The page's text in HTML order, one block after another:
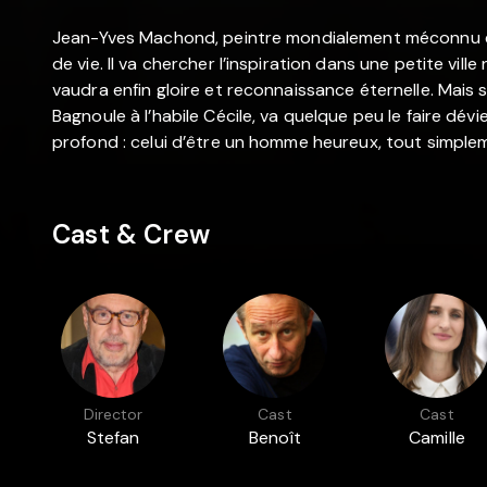
Jean-Yves Machond, peintre mondialement
de vie. Il va chercher l’inspiration dans une petite
vaudra enfin gloire et reconnaissance éternelle.
Bagnoule à l’habile Cécile, va quelque peu le faire
profond : celui d’être un homme heureux, tout
Cast & Crew
Director
Stefan
Cast
Benoît
Cast
Camille